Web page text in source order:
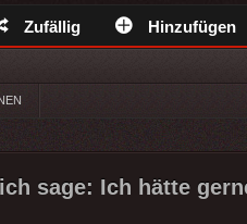
Zufällig Hinzufügen
sage: Ich hätte